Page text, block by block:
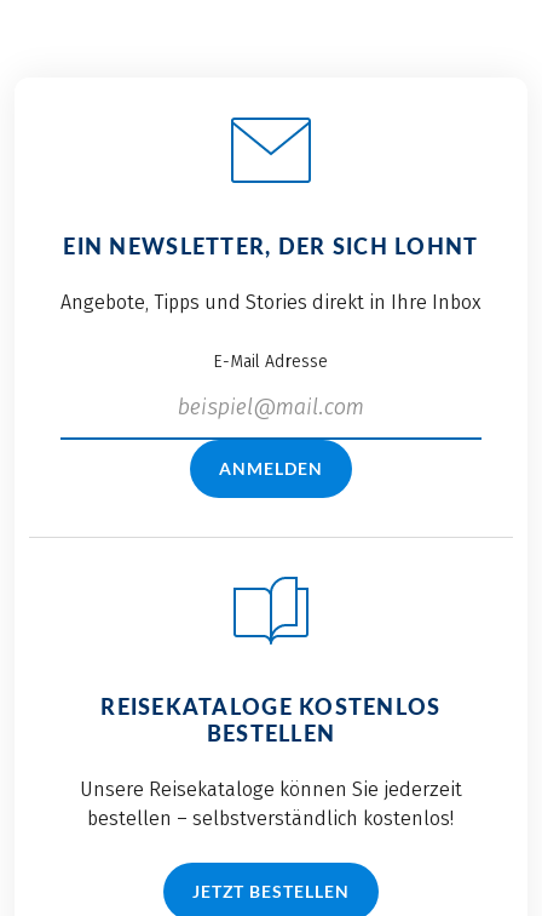
EIN NEWSLETTER, DER SICH LOHNT
Angebote, Tipps und Stories direkt in Ihre Inbox
E-Mail Adresse
ANMELDEN
REISEKATALOGE KOSTENLOS
BESTELLEN
Unsere Reisekataloge können Sie jederzeit
bestellen – selbstverständlich kostenlos!
JETZT BESTELLEN